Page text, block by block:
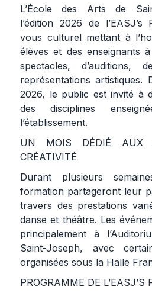
L’École des Arts de
l’édition 2026 de
vous culturel mettant à
élèves et des enseignants
spectacles,
représentations
2026, le public est invité à
des disciplines
l’établissement.
UN MOIS DÉDIÉ
CRÉATIVITÉ
Durant plusieurs
formation partageront leur
travers des prestations
danse et théâtre. Les
principalement à
Saint-Joseph, avec
organisées sous la Halle
PROGRAMME DE L’EASJ’S